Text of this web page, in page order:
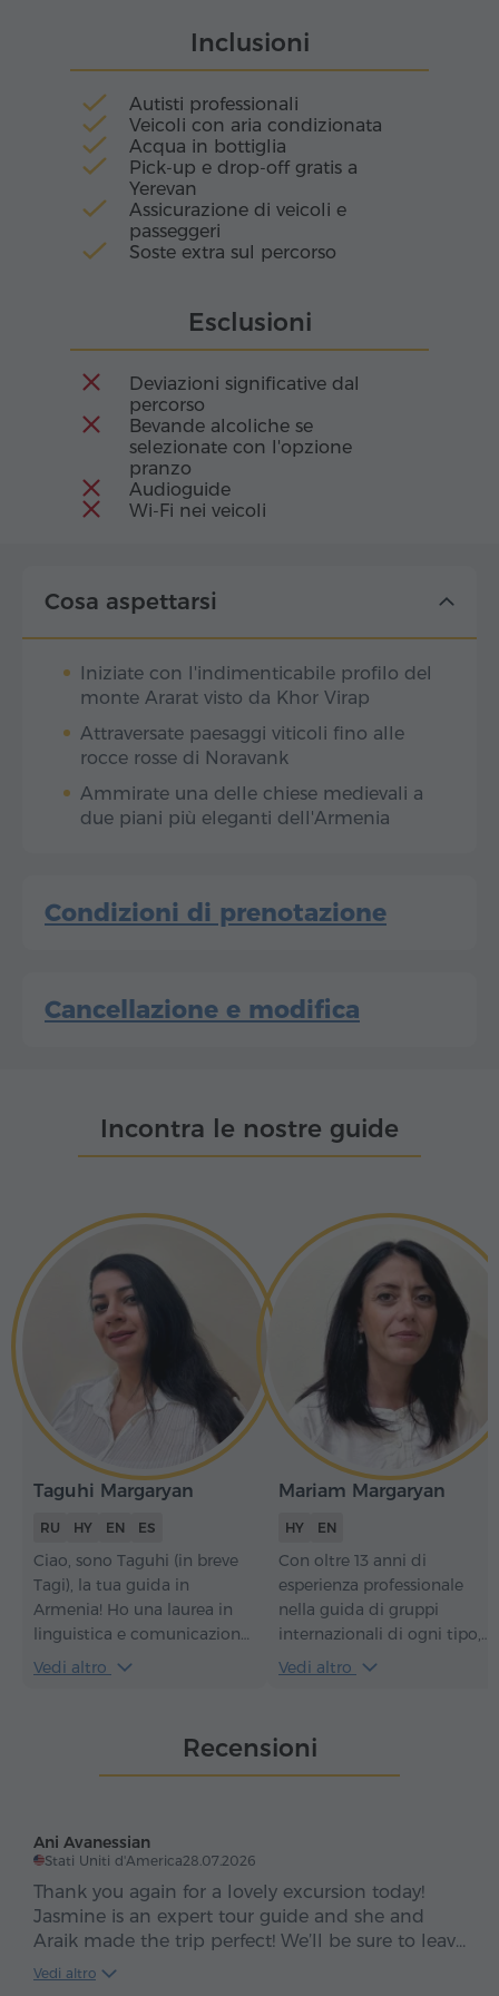
passi dei pellegrini e dal grido delle aquile che
volteggiano tra le montagne. Quest'ultima è
conosciuta come la valle del fiume Amaghu,
candidata a diventare patrimonio mondiale
dell'UNESCO in Armenia come monumento
naturale.
Inclusioni
Autisti professionali
Veicoli con aria condizionata
Acqua in bottiglia
Pick-up e drop-off gratis a
Yerevan
Assicurazione di veicoli e
passeggeri
Soste extra sul percorso
Esclusioni
Deviazioni significative dal
percorso
Bevande alcoliche se
selezionate con l'opzione
pranzo
Audioguide
Wi-Fi nei veicoli
Cosa aspettarsi
Iniziate con l'indimenticabile profilo del
monte Ararat visto da Khor Virap
Attraversate paesaggi viticoli fino alle
rocce rosse di Noravank
Ammirate una delle chiese medievali a
due piani più eleganti dell'Armenia
Condizioni di prenotazione
Cancellazione e modifica
Incontra le nostre guide
Taguhi Margaryan
RU HY EN ES
Ciao, sono Taguhi (in breve
Tagi), la tua guida in
Armenia! Ho una laurea in
linguistica e comunicazione
interculturale (traduttrice-
Fare la guida è la mia
passione: amo viaggiare e
la gioia di incontrare
di farle innamorare della
mia splendida Armenia. I
miei tour sono sempre
molto piacevoli e allo stesso
Vedi altro
Mariam Margaryan
HY EN
Con oltre 13 anni di
esperienza professionale
nella guida di gruppi
internazionali di ogni tipo,
non mi limito a mostrare
storia e cultura, autentiche
tradizioni
Vedi altro
Recensioni
Ani Avanessian
Stati Uniti d'America28.07.2026
Thank you again for a lovely excursion today!
Jasmine is an expert tour guide and she and
Araik made the trip perfect! We’ll be sure to leave
a formal recommendation on trip advisor when
Vedi altro